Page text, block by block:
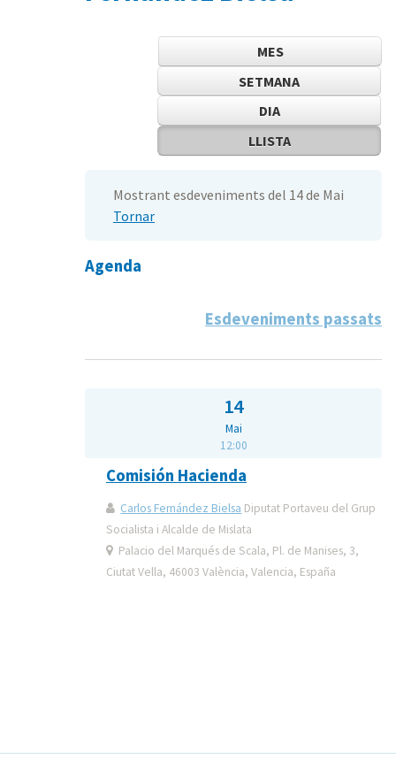
MES
SETMANA
DIA
LLISTA
Mostrant esdeveniments del 14 de Mai
Tornar
Agenda
Esdeveniments passats
14
Mai
12:00
Comisión Hacienda
Carlos Fernández Bielsa Diputat Portaveu del Grup
Socialista i Alcalde de Mislata
Palacio del Marqués de Scala, Pl. de Manises, 3,
Ciutat Vella, 46003 València, Valencia, España